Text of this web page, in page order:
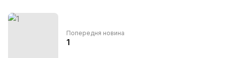
Попередня новина
1